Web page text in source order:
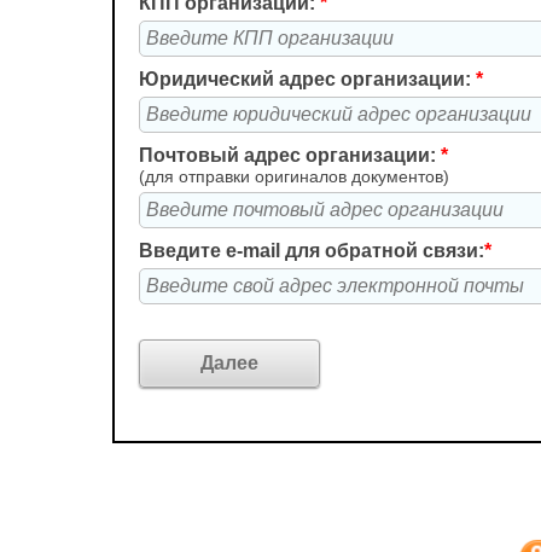
Юридический адрес организации: *
Почтовый адрес организации: *
(для отправки оригиналов документов)
Введите e-mail для обратной связи:*